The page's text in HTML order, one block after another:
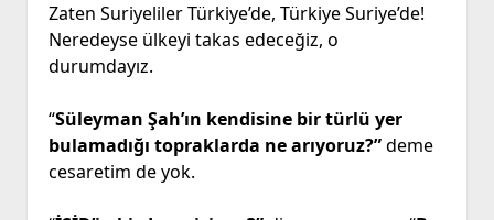
Zaten Suriyeliler Türkiye’de, Türkiye Suriye’de!
Neredeyse ülkeyi takas edeceğiz, o
durumdayız.
“Süleyman Şah’ın kendisine bir türlü yer
bulamadığı topraklarda ne arıyoruz?”deme
cesaretim de yok.